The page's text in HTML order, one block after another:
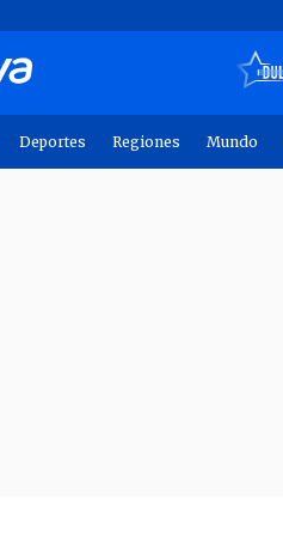
Deportes Regiones Mundo